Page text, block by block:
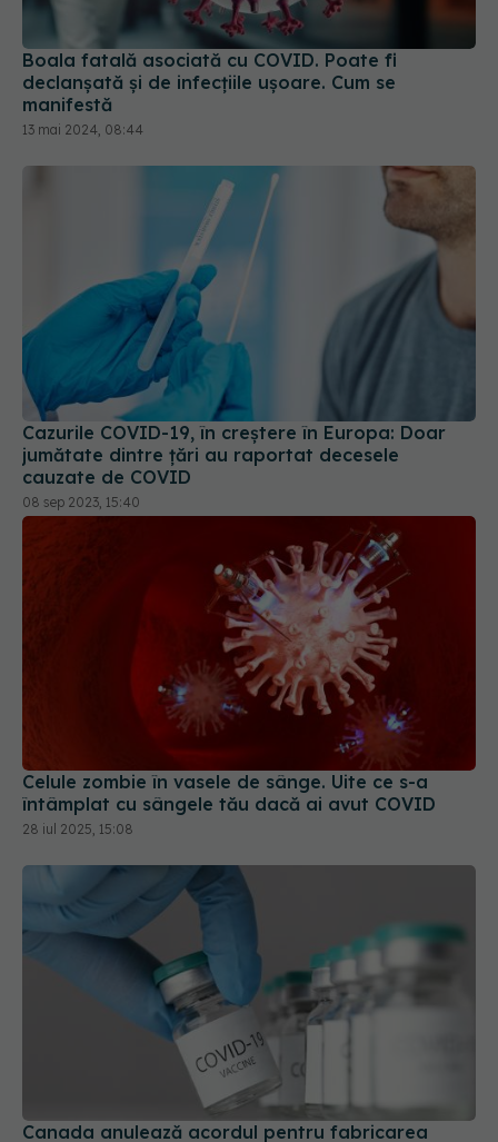
Boala fatală asociată cu COVID. Poate fi
declanșată și de infecțiile ușoare. Cum se
manifestă
13 mai 2024, 08:44
Cazurile COVID-19, în creștere în Europa: Doar
jumătate dintre țări au raportat decesele
cauzate de COVID
08 sep 2023, 15:40
Celule zombie în vasele de sânge. Uite ce s-a
întâmplat cu sângele tău dacă ai avut COVID
28 iul 2025, 15:08
Canada anulează acordul pentru fabricarea
vaccinurilor Novavax Covid-19
12 mar 2025, 09:37